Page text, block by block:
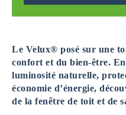
Le Velux® posé sur une
confort et du bien-être.
luminosité naturelle,
économie d’énergie,
de la fenêtre de toit et de